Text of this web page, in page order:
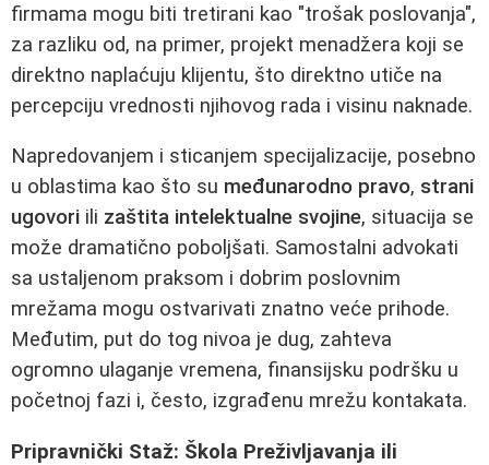
firmama mogu biti tretirani kao "trošak poslovanja",
za razliku od, na primer, projekt menadžera koji se
direktno naplaćuju klijentu, što direktno utiče na
percepciju vrednosti njihovog rada i visinu naknade.
Napredovanjem i sticanjem specijalizacije, posebno
u oblastima kao što su međunarodno pravo, strani
ugovori ili zaštita intelektualne svojine, situacija se
može dramatično poboljšati. Samostalni advokati
sa ustaljenom praksom i dobrim poslovnim
mrežama mogu ostvarivati znatno veće prihode.
Međutim, put do tog nivoa je dug, zahteva
ogromno ulaganje vremena, finansijsku podršku u
početnoj fazi i, često, izgrađenu mrežu kontakata.
Pripravnički Staž: Škola Preživljavanja ili